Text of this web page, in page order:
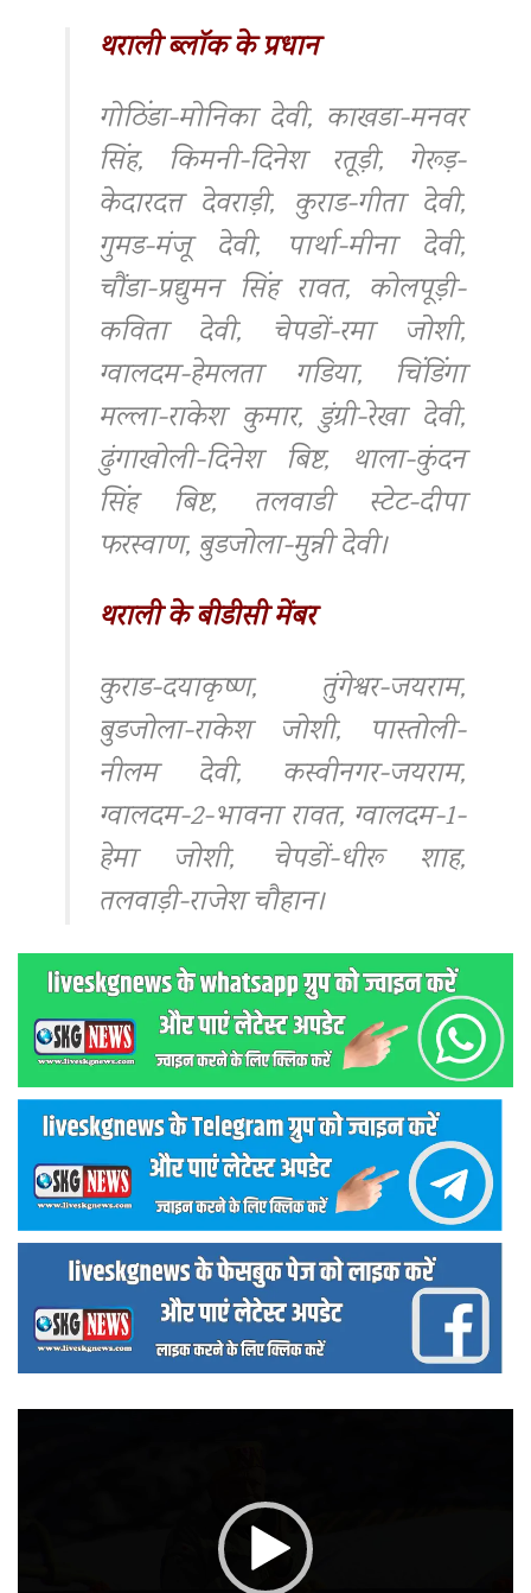
थराली ब्लॉक के प्रधान
गोठिंडा-मोनिका देवी, काखडा-मनवर
सिंह, किमनी-दिनेश रतूड़ी, गेरूड़-
केदारदत्त देवराड़ी, कुराड-गीता देवी,
गुमड-मंजू देवी, पार्था-मीना देवी,
चौंडा-प्रद्युमन सिंह रावत, कोलपूड़ी-
कविता देवी, चेपडों-रमा जोशी,
ग्वालदम-हेमलता गडिया, चिंडिंगा
मल्ला-राकेश कुमार, डुंग्री-रेखा देवी,
ढुंगाखोली-दिनेश बिष्ट, थाला-कुंदन
सिंह बिष्ट, तलवाडी स्टेट-दीपा
फरस्वाण, बुडजोला-मुन्नी देवी।
थराली के बीडीसी मेंबर
कुराड-दयाकृष्ण, तुंगेश्वर-जयराम,
बुडजोला-राकेश जोशी, पास्तोली-
नीलम देवी, कस्वीनगर-जयराम,
ग्वालदम-2-भावना रावत, ग्वालदम-1-
हेमा जोशी, चेपडों-धीरू शाह,
तलवाड़ी-राजेश चौहान।